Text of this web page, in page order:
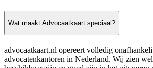
Wat maakt Advocaatkaart speciaal?
advocaatkaart.nl opereert volledig
advocatenkantoren in Nederland. Wij zien